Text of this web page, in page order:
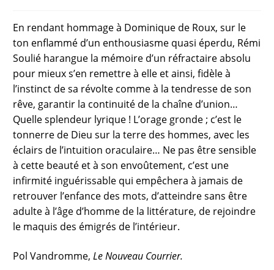
En rendant hommage à Dominique de Roux, sur le
ton enflammé d’un enthousiasme quasi éperdu, Rémi
Soulié harangue la mémoire d’un réfractaire absolu
pour mieux s’en remettre à elle et ainsi, fidèle à
l’instinct de sa révolte comme à la tendresse de son
rêve, garantir la continuité de la chaîne d’union…
Quelle splendeur lyrique ! L’orage gronde ; c’est le
tonnerre de Dieu sur la terre des hommes, avec les
éclairs de l’intuition oraculaire… Ne pas être sensible
à cette beauté et à son envoûtement, c’est une
infirmité inguérissable qui empêchera à jamais de
retrouver l’enfance des mots, d’atteindre sans être
adulte à l’âge d’homme de la littérature, de rejoindre
le maquis des émigrés de l’intérieur.
Pol Vandromme,Le Nouveau Courrier.